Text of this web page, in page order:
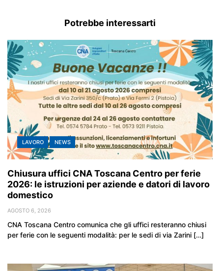
Potrebbe interessarti
LAVORO NEWS
Chiusura uffici CNA Toscana Centro per ferie
2026: le istruzioni per aziende e datori di lavoro
domestico
AGOSTO 6, 2026
CNA Toscana Centro comunica che gli uffici resteranno chiusi
per ferie con le seguenti modalità: per le sedi di via Zarini […]